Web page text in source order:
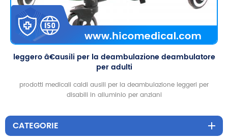
leggero â€ausili per la deambulazione deambulatore
per adulti
prodotti medicali caldi ausili per la deambulazione leggeri per
disabili in alluminio per anziani
CATEGORIE